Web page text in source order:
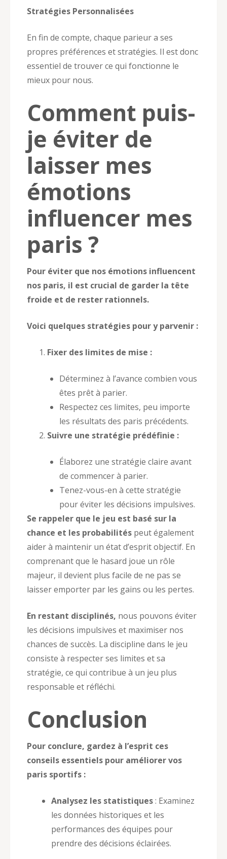
Stratégies Personnalisées
En fin de compte, chaque parieur a ses
propres préférences et stratégies. Il est donc
essentiel de trouver ce qui fonctionne le
mieux pour nous.
Comment puis-
je éviter de
laisser mes
émotions
influencer mes
paris ?
Pour éviter que nos émotions influencent
nos paris, il est crucial de garder la tête
froide et de rester rationnels.
Voici quelques stratégies pour y parvenir :
Fixer des limites de mise :
Déterminez à l’avance combien vous
êtes prêt à parier.
Respectez ces limites, peu importe
les résultats des paris précédents.
Suivre une stratégie prédéfinie :
Élaborez une stratégie claire avant
de commencer à parier.
Tenez-vous-en à cette stratégie
pour éviter les décisions impulsives.
Se rappeler que le jeu est basé sur la
chance et les probabilités peut également
aider à maintenir un état d’esprit objectif. En
comprenant que le hasard joue un rôle
majeur, il devient plus facile de ne pas se
laisser emporter par les gains ou les pertes.
En restant disciplinés, nous pouvons éviter
les décisions impulsives et maximiser nos
chances de succès. La discipline dans le jeu
consiste à respecter ses limites et sa
stratégie, ce qui contribue à un jeu plus
responsable et réfléchi.
Conclusion
Pour conclure, gardez à l’esprit ces
conseils essentiels pour améliorer vos
paris sportifs :
Analysez les statistiques: Examinez
les données historiques et les
performances des équipes pour
prendre des décisions éclairées.